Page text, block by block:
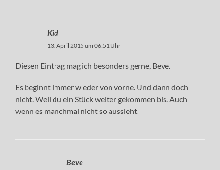
Kid
13. April 2015 um 06:51 Uhr
Diesen Eintrag mag ich besonders gerne, Beve.
Es beginnt immer wieder von vorne. Und dann doch
nicht. Weil du ein Stück weiter gekommen bis. Auch
wenn es manchmal nicht so aussieht.
Beve